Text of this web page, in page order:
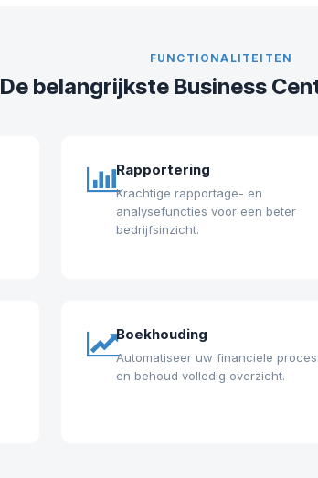
FUNCTIONALITEITEN
De belangrijkste Business
Rapportering
Krachtige rapportage- en
analysefuncties voor een beter
bedrijfsinzicht.
Boekhouding
Automatiseer uw financiele
en behoud volledig overzicht.